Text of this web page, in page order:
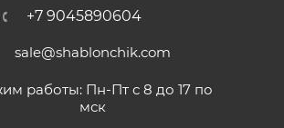
+7 9045890604
sale@shablonchik.com
работы: Пн-Пт с 8 до 17 по
мск